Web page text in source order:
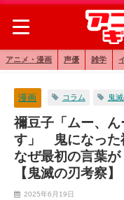
アニメ・漫画 声優 雑学
漫画 コラム 鬼
禰豆子「ムー、
す」 鬼になった
なぜ最初の言葉が
【鬼滅の刃考察】
2025年6月19日